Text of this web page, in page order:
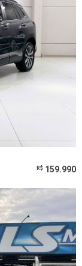
R$ 159.990